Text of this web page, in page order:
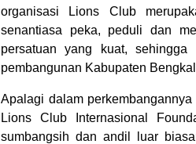
organisasi Lions Club
senantiasa peka, peduli dan
persatuan yang kuat,
pembangunan Kabupaten
Apalagi dalam
Lions Club Internasional
sumbangsih dan andil luar